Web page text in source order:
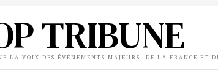
TRIBUNE
LA VOIX DES ÉVÉNEMENTS MAJEURS, DE LA FRANCE ET